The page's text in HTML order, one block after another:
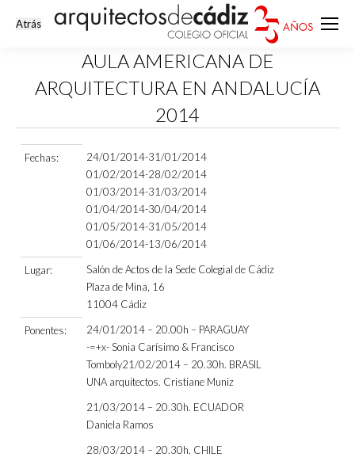
AULA AMERICANA DE
ARQUITECTURA EN ANDALUCÍA
2014
Fechas:
24/01/2014-31/01/2014
01/02/2014-28/02/2014
01/03/2014-31/03/2014
01/04/2014-30/04/2014
01/05/2014-31/05/2014
01/06/2014-13/06/2014
Lugar:
Salón de Actos de la Sede Colegial de Cádiz
Plaza de Mina, 16
11004 Cádiz
Ponentes:
24/01/2014 – 20.00h – PARAGUAY
-=+x- Sonia Carísimo & Francisco
Tomboly21/02/2014 – 20.30h. BRASIL
UNA arquitectos. Cristiane Muniz
21/03/2014 – 20.30h. ECUADOR
Daniela Ramos
28/03/2014 – 20.30h. CHILE